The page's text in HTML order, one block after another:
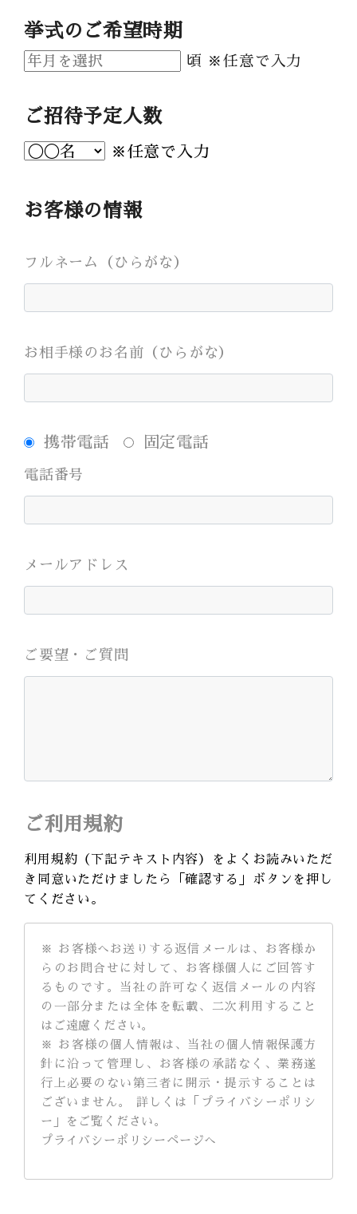
紹介キャンペーン
Bridal Fair
挙式のご希望時期
頃 ※任意で入力
ご招待予定人数
※任意で入力
お客様の情報
フルネーム（ひらがな）
お相手様のお名前（ひらがな）
携帯電話 固定電話
電話番号
メールアドレス
ご要望・ご質問
ご利用規約
利用規約（下記テキスト内容）をよくお読みいただ
き同意いただけましたら「確認する」ボタンを押し
てください。
※ お客様へお送りする返信メールは、お客様か
らのお問合せに対して、お客様個人にご回答す
るものです。当社の許可なく返信メールの内容
の一部分または全体を転載、二次利用すること
はご遠慮ください。
※ お客様の個人情報は、当社の個人情報保護方
針に沿って管理し、お客様の承諾なく、業務遂
行上必要のない第三者に開示・提示することは
ございません。 詳しくは「プライバシーポリシ
ー」をご覧ください。
プライバシーポリシーページへ